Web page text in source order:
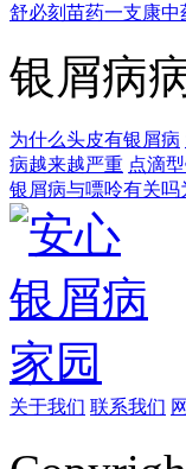
舒必刻苗药一支康中
银屑病
为什么头皮有银屑病
病越来越严重 点滴
银屑病与嘌呤有关吗
关于我们 联系我们